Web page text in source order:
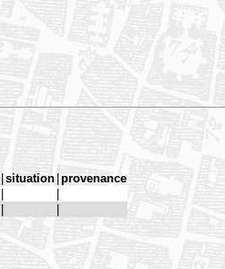
|situation |provenance
|
|
| |